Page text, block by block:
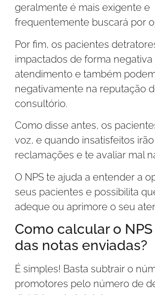
geralmente é mais exigente e
frequentemente buscará por
Por fim, os pacientes
impactados de forma
atendimento e também
negativamente na reputação
consultório.
Como disse antes, os
voz, e quando insatisfeitos
reclamações e te avaliar mal
O NPS te ajuda a entender a
seus pacientes e possibilita
adeque ou aprimore o seu
Como calcular o
das notas enviadas?
É simples! Basta subtrair o
promotores pelo número de